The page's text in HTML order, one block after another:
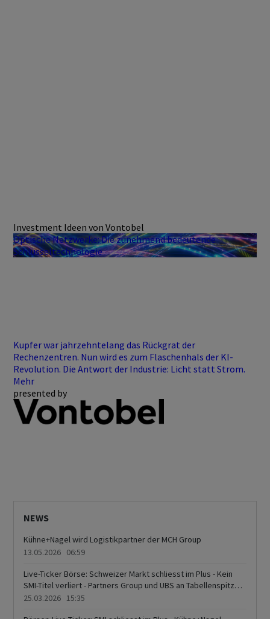
Investment Ideen von Vontobel
Optische Netzwerke: Die zunehmend bedeutende
Schlüsseltechnologie
Kupfer war jahrzehntelang das Rückgrat der
Rechenzentren. Nun wird es zum Flaschenhals der KI-
Revolution. Die Antwort der Industrie: Licht statt Strom.
Mehr
presented by
NEWS
Kühne+Nagel wird Logistikpartner der MCH Group
13.05.2026 06:59
Live-Ticker Börse: Schweizer Markt schliesst im Plus - Kein
SMI-Titel verliert - Partners Group und UBS an Tabellenspitze -
Swisscom, Swiss Re und Nestlé schwach - DocMorris und
25.03.2026 15:35